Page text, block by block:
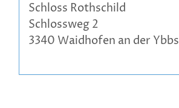
Schloss Rothschild
Schlossweg 2
3340 Waidhofen an der Ybbs